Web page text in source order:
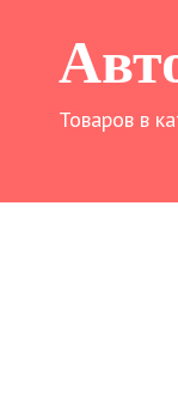
Товаров в